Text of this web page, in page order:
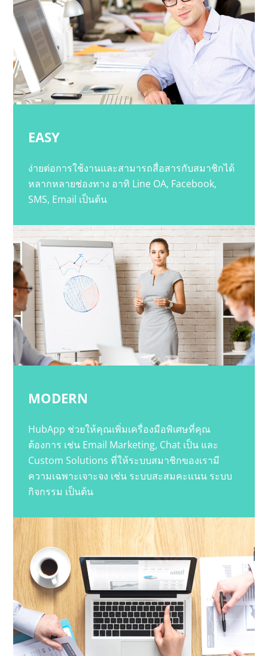
EASY
ง่ายต่อการใช้งานและสามารถสื่อสารกับสมาชิกได้
หลากหลายช่องทาง อาทิ Line OA, Facebook,
SMS, Email เป็นต้น
MODERN
HubApp ช่วยให้คุณเพิ่มเครื่องมือพิเศษที่คุณ
ต้องการ เช่น Email Marketing, Chat เป็น และ
Custom Solutions ที่ให้ระบบสมาชิกของเรามี
ความเฉพาะเจาะจง เช่น ระบบสะสมคะแนน ระบบ
กิจกรรม เป็นต้น